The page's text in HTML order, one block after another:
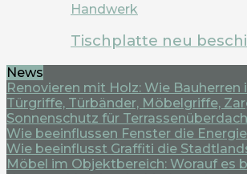
Handwerk
Tischplatte neu
News
Renovieren mit Holz: Wie Bauherren
Türgriffe, Türbänder, Möbelgriffe,
Sonnenschutz für
Wie beeinflussen Fenster die
Wie beeinflusst Graffiti die
Möbel im Objektbereich: Worauf es